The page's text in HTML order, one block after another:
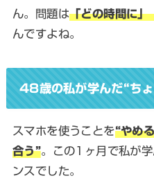
ん。問題は「どの時間に」
んですよね。
48歳の私が学んだ“ち
スマホを使うことを“やめ
合う”。この1ヶ月で私が
ンスでした。